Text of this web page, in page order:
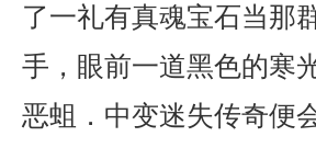
了一礼有真魂宝石当那
手，眼前一道黑色的寒
恶蛆．中变迷失传奇便